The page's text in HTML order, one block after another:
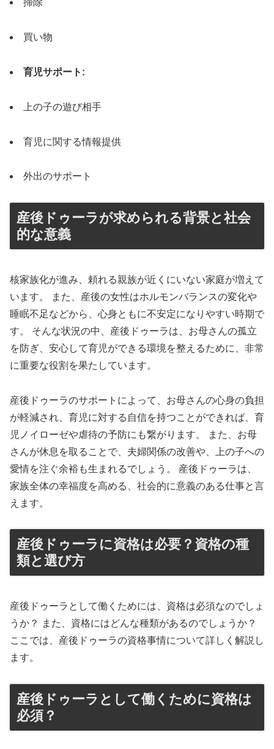
掃除
買い物
育児サポート:
上の子の遊び相手
育児に関する情報提供
外出のサポート
産後ドゥーラが求められる背景と社会
的な意義
核家族化が進み、頼れる親族が近くにいない家庭が増えて
います。 また、産後の女性はホルモンバランスの変化や
睡眠不足などから、心身ともに不安定になりやすい時期で
す。 そんな状況の中、産後ドゥーラは、お母さんの孤立
を防ぎ、安心して育児ができる環境を整えるために、非常
に重要な役割を果たしています。
産後ドゥーラのサポートによって、お母さんの心身の負担
が軽減され、育児に対する自信を持つことができれば、育
児ノイローゼや虐待の予防にも繋がります。 また、お母
さんが休息を取ることで、夫婦関係の改善や、上の子への
愛情を注ぐ余裕も生まれるでしょう。 産後ドゥーラは、
家族全体の幸福度を高める、社会的に意義のある仕事と言
えます。
産後ドゥーラに資格は必要？資格の種
類と選び方
産後ドゥーラとして働くためには、資格は必須なのでしょ
うか？ また、資格にはどんな種類があるのでしょうか？
ここでは、産後ドゥーラの資格事情について詳しく解説し
ます。
産後ドゥーラとして働くために資格は
必須？